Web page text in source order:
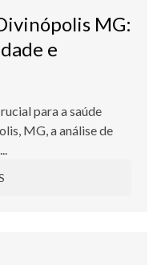
MG:
e
para a saúde
MG, a análise de